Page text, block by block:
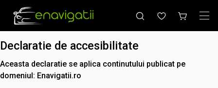
Declaratie de accesibilitate
Aceasta declaratie se aplica continutului publicat pe
domeniul: Enavigatii.ro